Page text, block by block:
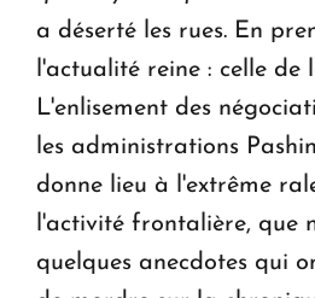
a déserté les rues. En
l'actualité reine : celle de
L'enlisement des
les administrations
donne lieu à l'extrême
l'activité frontalière, que
quelques anecdotes qui